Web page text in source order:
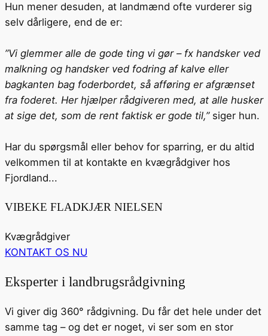
Hun mener desuden, at landmænd ofte vurderer sig
selv dårligere, end de er:
”Vi glemmer alle de gode ting vi gør – fx handsker ved
malkning og handsker ved fodring af kalve eller
bagkanten bag foderbordet, så afføring er afgrænset
fra foderet. Her hjælper rådgiveren med, at alle husker
at sige det, som de rent faktisk er gode til,” siger hun.
Har du spørgsmål eller behov for sparring, er du altid
velkommen til at kontakte en kvægrådgiver hos
Fjordland...
VIBEKE FLADKJÆR NIELSEN
Kvægrådgiver
KONTAKT OS NU
Eksperter i landbrugsrådgivning
Vi giver dig 360° rådgivning. Du får det hele under det
samme tag – og det er noget, vi ser som en stor